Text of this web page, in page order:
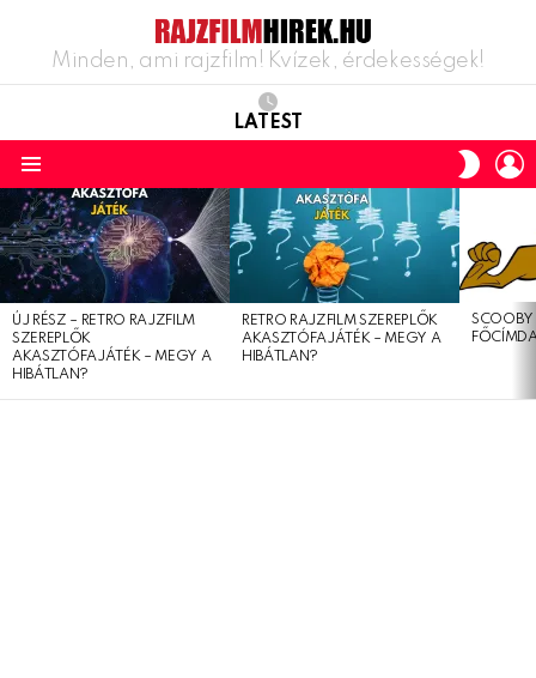
Minden, ami rajzfilm! Kvízek, érdekességek!
LATEST
SKIN
LATEST
STORIES
ÚJ RÉSZ – RETRO RAJZFILM
SZEREPLŐK
AKASZTÓFAJÁTÉK – MEGY A
HIBÁTLAN?
RETRO RAJZFILM SZEREPLŐK
AKASZTÓFAJÁTÉK – MEGY A
HIBÁTLAN?